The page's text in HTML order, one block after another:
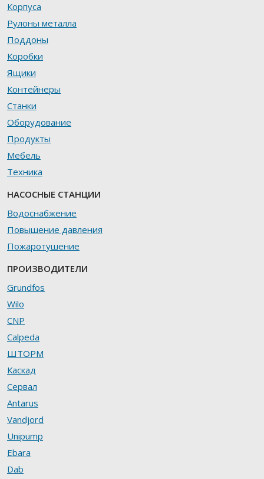
Корпуса
Рулоны металла
Поддоны
Коробки
Ящики
Контейнеры
Станки
Оборудование
Продукты
Мебель
Техника
НАСОСНЫЕ СТАНЦИИ
Водоснабжение
Повышение давления
Пожаротушение
ПРОИЗВОДИТЕЛИ
Grundfos
Wilo
CNP
Calpeda
ШТОРМ
Каскад
Сервал
Antarus
Vandjord
Unipump
Ebara
Dab